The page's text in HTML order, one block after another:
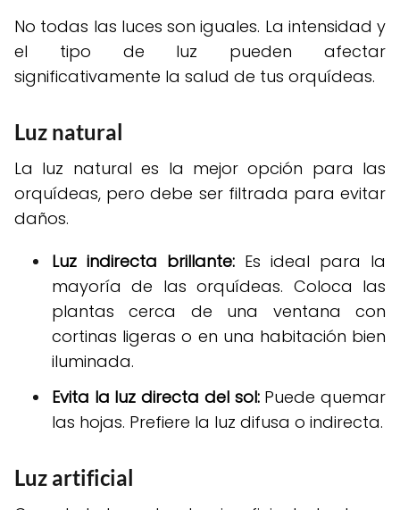
No todas las luces son iguales. La intensidad y
el tipo de luz pueden afectar
significativamente la salud de tus orquídeas.
Luz natural
La luz natural es la mejor opción para las
orquídeas, pero debe ser filtrada para evitar
daños.
Luz indirecta brillante: Es ideal para la
mayoría de las orquídeas. Coloca las
plantas cerca de una ventana con
cortinas ligeras o en una habitación bien
iluminada.
Evita la luz directa del sol:Puede quemar
las hojas. Prefiere la luz difusa o indirecta.
Luz artificial